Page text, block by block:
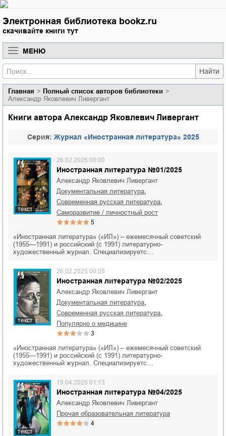
Электронная библиотека bookz.ru
скачивайте книги тут
МЕНЮ
Найти
Главная
Полный список авторов библиотеки
Александр Яковлевич Ливергант
Книги автора Александр Яковлевич Ливергант
Cерия: Журнал «Иностранная литература» 2025
текст
Иностранная литература №01/2025
26.02.2025 00:00
Александр Яковлевич Ливергант
документальная литература
современная русская литература
саморазвитие / личностный рост
5
«Иностранная литература» («ИЛ») – ежемесячный советский
(1955—1991) и российский (с 1991) литературно-
художественный журнал. Специализируетс…
текст
Иностранная литература №02/2025
26.02.2025 00:05
Александр Яковлевич Ливергант
документальная литература
современная русская литература
популярно о медицине
3
«Иностранная литература» («ИЛ») – ежемесячный советский
(1955—1991) и российский (с 1991) литературно-
художественный журнал. Специализируетс…
текст
Иностранная литература №04/2025
15.04.2025 01:13
Александр Яковлевич Ливергант
прочая образовательная литература
4